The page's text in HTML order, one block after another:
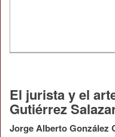
El jurista y el
Gutiérrez
Jorge Alberto González